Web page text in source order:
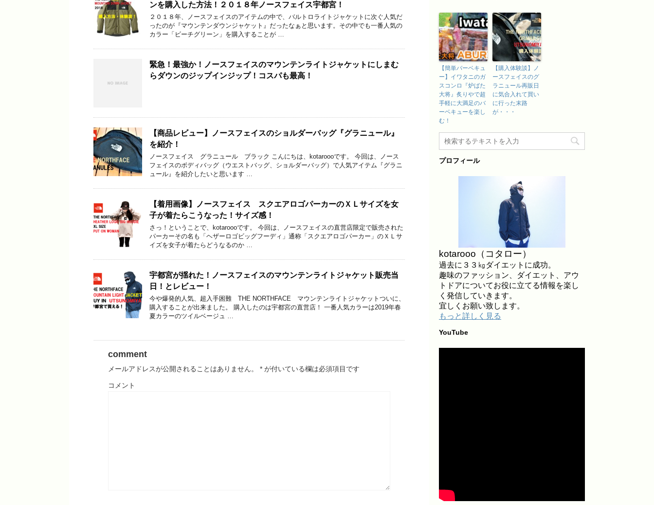
ンを購入した方法！２０１８年ノースフェイス宇都宮！
２０１８年、ノースフェイスのアイテムの中で、バルトロライトジャケットに次ぐ人気だ
ったのが『マウンテンダウンジャケット』だったなぁと思います。その中でも一番人気の
カラー「ビーチグリーン」を購入することが …
緊急！最強か！ノースフェイスのマウンテンライトジャケットにしまむ
らダウンのジップインジップ！コスパも最高！
【商品レビュー】ノースフェイスのショルダーバッグ『グラニュール』
を紹介！
ノースフェイス グラニュール ブラック こんにちは、kotaroooです。 今回は、ノース
フェイスのボディバッグ（ウエストバッグ、ショルダーバッグ）で人気アイテム『グラニ
ュール』を紹介したいと思います …
【着用画像】ノースフェイス スクエアロゴパーカーのＸＬサイズを女
子が着たらこうなった！サイズ感！
さっ！ということで、kotaroooです。 今回は、ノースフェイスの直営店限定で販売された
パーカーその名も「ヘザーロゴビッグフーディ」通称「スクエアロゴパーカー」のＸＬサ
イズを女子が着たらどうなるのか …
宇都宮が揺れた！ノースフェイスのマウンテンライトジャケット販売当
日！とレビュー！
今や爆発的人気、超入手困難 THE NORTHFACE マウンテンライトジャケットついに、
購入することが出来ました。 購入したのは宇都宮の直営店！ 一番人気カラーは2019年春
夏カラーのツイルベージュ …
comment
メールアドレスが公開されることはありません。 * が付いている欄は必須項目です
コメント
【簡単バーベキュ
ー】イワタニのガ
スコンロ『炉ばた
大将』炙りやで超
手軽に大満足のバ
ーベキューを楽し
む！
【購入体験談】ノ
ースフェイスのグ
ラニュール再販日
に気合入れて買い
に行った末路
が・・・
プロフィール
kotarooo（コタロー）
過去に３３㎏ダイエットに成功。
趣味のファッション、ダイエット、アウ
トドアについてお役に立てる情報を楽し
く発信していきます。
宜しくお願い致します。
もっと詳しく見る
YouTube